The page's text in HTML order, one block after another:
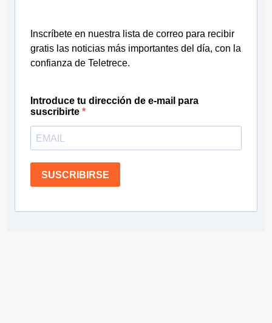
Inscríbete en nuestra lista de correo para recibir
gratis las noticias más importantes del día, con la
confianza de Teletrece.
Introduce tu dirección de e-mail para
suscribirte
SUSCRIBIRSE